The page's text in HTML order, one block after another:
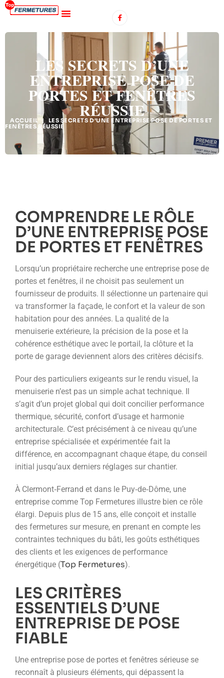
LES SECRETS D’UNE
ENTREPRISE POSE DE
PORTES ET FENÊTRES
RÉUSSIE
ACCUEIL |
LES SECRETS D’UNE ENTREPRISE POSE DE PORTES ET
FENÊTRES RÉUSSIE
COMPRENDRE LE RÔLE
D’UNE ENTREPRISE POSE
DE PORTES ET FENÊTRES
Lorsqu’un propriétaire recherche une entreprise pose de
portes et fenêtres, il ne choisit pas seulement un
fournisseur de produits. Il sélectionne un partenaire qui
va transformer la façade, le confort et la valeur de son
habitation pour des années. La qualité de la
menuiserie extérieure, la précision de la pose et la
cohérence esthétique avec le portail, la clôture et la
porte de garage deviennent alors des critères décisifs.
Pour des particuliers exigeants sur le rendu visuel, la
menuiserie n’est pas un simple achat technique. Il
s’agit d’un projet global qui doit concilier performance
thermique, sécurité, confort d’usage et harmonie
architecturale. C’est précisément à ce niveau qu’une
entreprise spécialisée et expérimentée fait la
différence, en accompagnant chaque étape, du conseil
initial jusqu’aux derniers réglages sur chantier.
À Clermont‑Ferrand et dans le Puy‑de‑Dôme, une
entreprise comme Top Fermetures illustre bien ce rôle
élargi. Depuis plus de 15 ans, elle conçoit et installe
des fermetures sur mesure, en prenant en compte les
contraintes techniques du bâti, les goûts esthétiques
des clients et les exigences de performance
énergétique (Top Fermetures).
LES CRITÈRES
ESSENTIELS D’UNE
ENTREPRISE DE POSE
FIABLE
Une entreprise pose de portes et fenêtres sérieuse se
reconnaît à plusieurs éléments, qui dépassent la